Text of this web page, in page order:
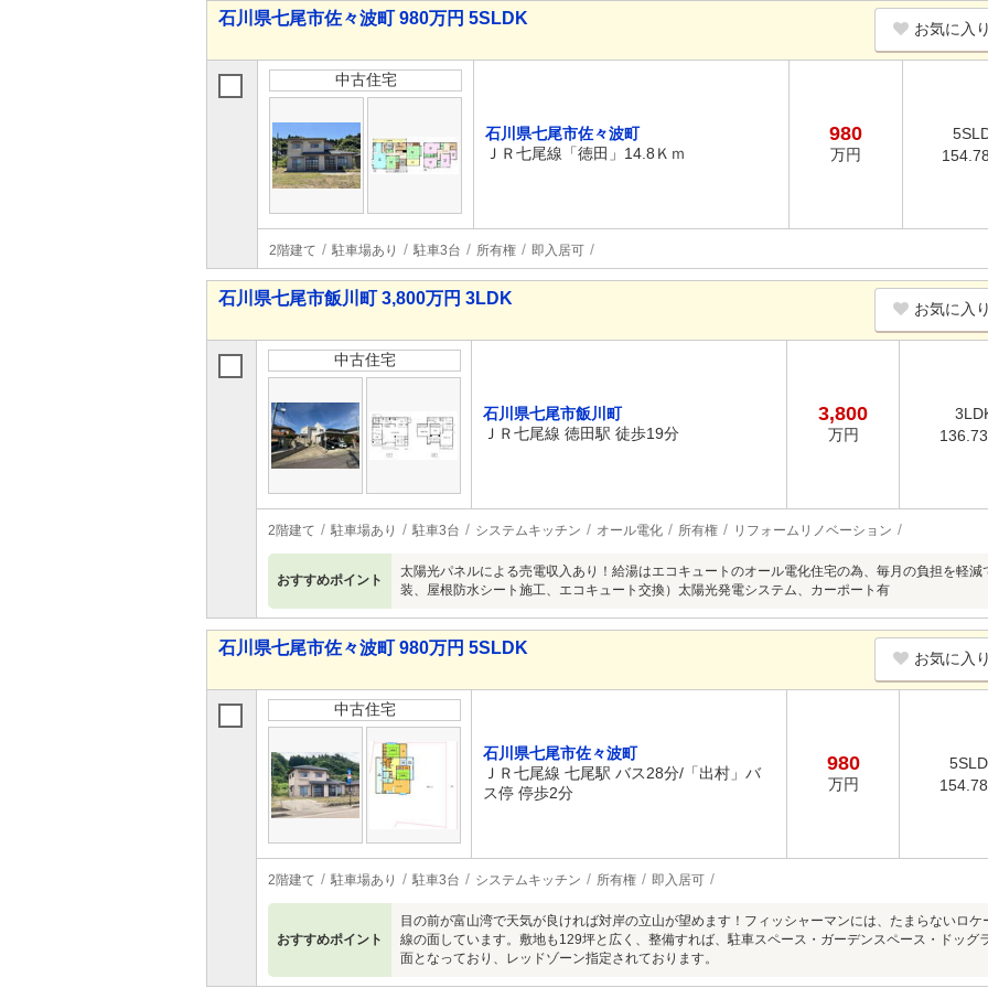
石川県七尾市佐々波町 980万円 5SLDK
お気に入
中古住宅
石川県七尾市佐々波町
ＪＲ七尾線「徳田」14.8Ｋｍ
980
万円
2階建て 駐車場あり 駐車3台 所有権 即入居可
石川県七尾市飯川町 3,800万円 3LDK
お気に入
中古住宅
石川県七尾市飯川町
ＪＲ七尾線 徳田駅 徒歩19分
3,800
万円
2階建て 駐車場あり 駐車3台 システムキッチン オール電化 所有権 リフォームリノベーション
おすすめポイント
太陽光パネルによる売電収入あり！給湯はエコキュートのオール電化住宅の為、毎月の負担を軽
装、屋根防水シート施工、エコキュート交換）太陽光発電システム、カーポート有
石川県七尾市佐々波町 980万円 5SLDK
お気に入
中古住宅
石川県七尾市佐々波町
ＪＲ七尾線 七尾駅 バス28分/「出村」バ
ス停 停歩2分
980
万円
2階建て 駐車場あり 駐車3台 システムキッチン 所有権 即入居可
おすすめポイント
目の前が富山湾で天気が良ければ対岸の立山が望めます！フィッシャーマンには、たまらないロ
線の面しています。敷地も129坪と広く、整備すれば、駐車スペース・ガーデンスペース・ドッグ
面となっており、レッドゾーン指定されております。